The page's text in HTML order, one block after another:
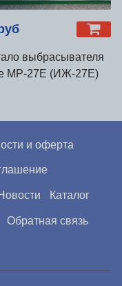
выбрасывателя
МР-27Е (ИЖ-27Е)
и оферта
Каталог
Обратная связь